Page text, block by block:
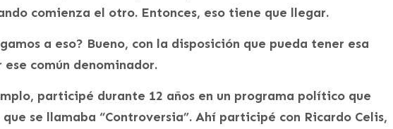
comienza el otro. Entonces, eso tiene que llegar.
a eso? Bueno, con la disposición que pueda tener esa
ese común denominador.
participé durante 12 años en un programa político que
se llamaba “Controversia”. Ahí participé con Ricardo Celis,